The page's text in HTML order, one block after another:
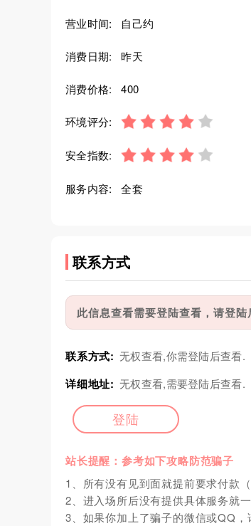
营业时间: 自己约
消费日期: 昨天
消费价格: 400
环境评分:
安全指数:
服务内容: 全套
联系方式
此信息查看需要登陆查看，请登陆
联系方式: 无权查看,你需登陆后查看.
详细地址: 无权查看,需要登陆后查看.
登陆
站长提醒：参考如下攻略防范骗子
1、所有没有见到面就提前要求付款
2、进入场所后没有提供具体服务就
3、如果你加上了骗子的微信或QQ